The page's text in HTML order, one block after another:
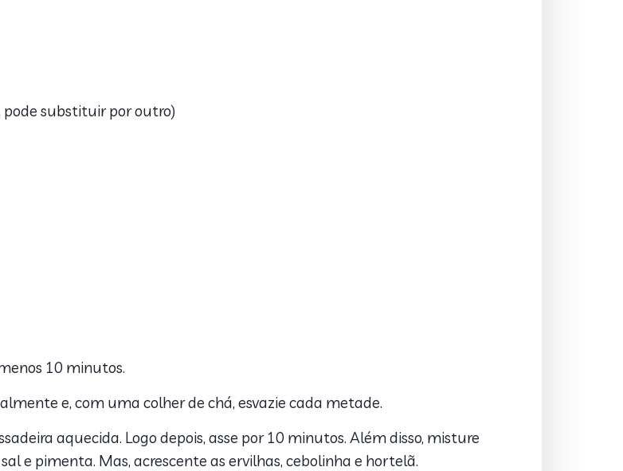
pode substituir por outro)
10 minutos.
e, com uma colher de chá, esvazie cada metade.
aquecida. Logo depois, asse por 10 minutos. Além disso, misture
e pimenta. Mas, acrescente as ervilhas, cebolinha e hortelã.